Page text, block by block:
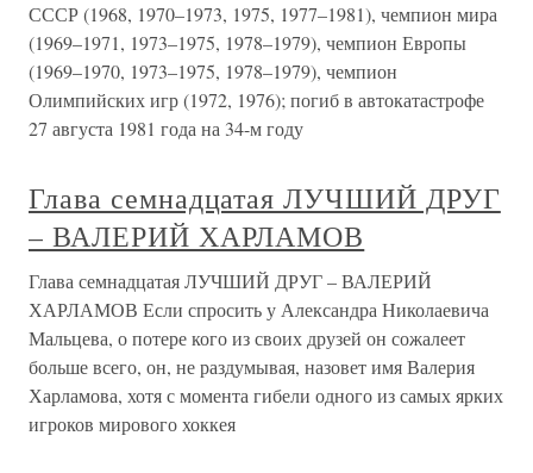
СССР (1968, 1970–1973, 1975, 1977–1981), чемпион мира
(1969–1971, 1973–1975, 1978–1979), чемпион Европы
(1969–1970, 1973–1975, 1978–1979), чемпион
Олимпийских игр (1972, 1976); погиб в автокатастрофе
27 августа 1981 года на 34-м году
Глава семнадцатая ЛУЧШИЙ ДРУГ
– ВАЛЕРИЙ ХАРЛАМОВ
Глава семнадцатая ЛУЧШИЙ ДРУГ – ВАЛЕРИЙ
ХАРЛАМОВ Если спросить у Александра Николаевича
Мальцева, о потере кого из своих друзей он сожалеет
больше всего, он, не раздумывая, назовет имя Валерия
Харламова, хотя с момента гибели одного из самых ярких
игроков мирового хоккея